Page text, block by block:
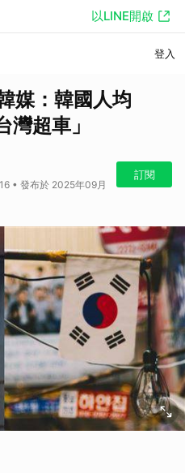
以LINE開啟
登入
媒：韓國人均
灣超車」
• 發布於 2025年09月
訂閱